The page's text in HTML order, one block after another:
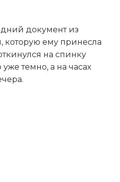
документ из
которую ему принесла
на спинку
темно, а на часах